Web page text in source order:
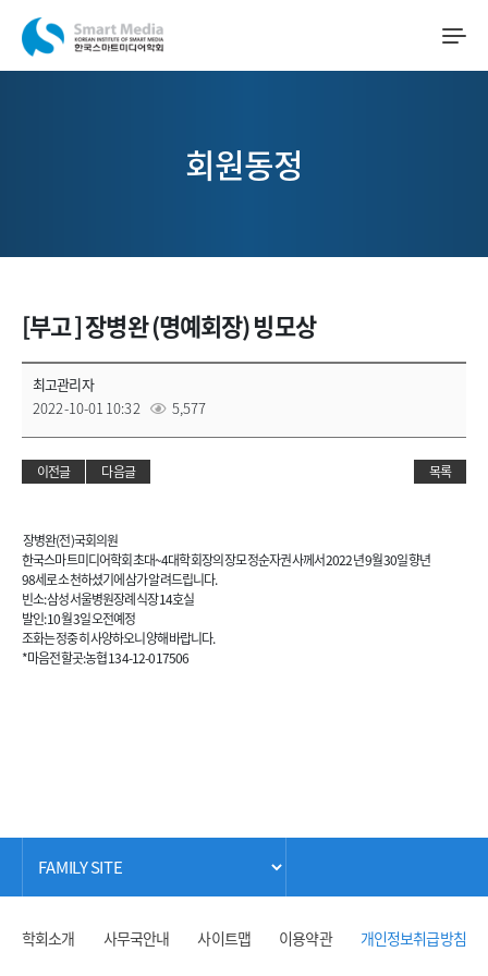
회원동정
[부고 ] 장병완 (명예회장) 빙모상
최고관리자
2022-10-01 10:32
5,577
이전글 다음글 목록
장병완(전)국회의원
한국스마트미디어학회초대~4대학회장의 장모 정순자권사께서 2022년 9월 30일 향년
98세로 소천하셨기에 삼가 알려드립니다.
빈소: 삼성서울병원장례식장 14호실
발인: 10월 3일 오전예정
조화는 정중히 사양하오니 양해바랍니다.
*마음전할곳:농협 134-12-017506
학회소개 사무국안내 사이트맵 이용약관 개인정보취급방침